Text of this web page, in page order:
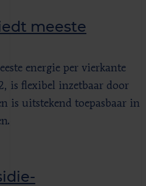
meeste
energie per vierkante
is flexibel inzetbaar door
is uitstekend toepasbaar in